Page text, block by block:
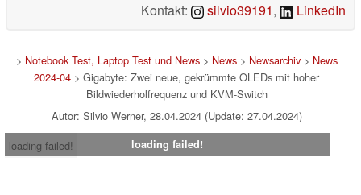
Kontakt:
silvio39191, LinkedIn
> Notebook Test, Laptop Test und News> News> Newsarchiv> News
2024-04 > Gigabyte: Zwei neue, gekrümmte OLEDs mit hoher
Bildwiederholfrequenz und KVM-Switch
Autor: Silvio Werner, 28.04.2024 (Update: 27.04.2024)
loading failed!
loading failed!